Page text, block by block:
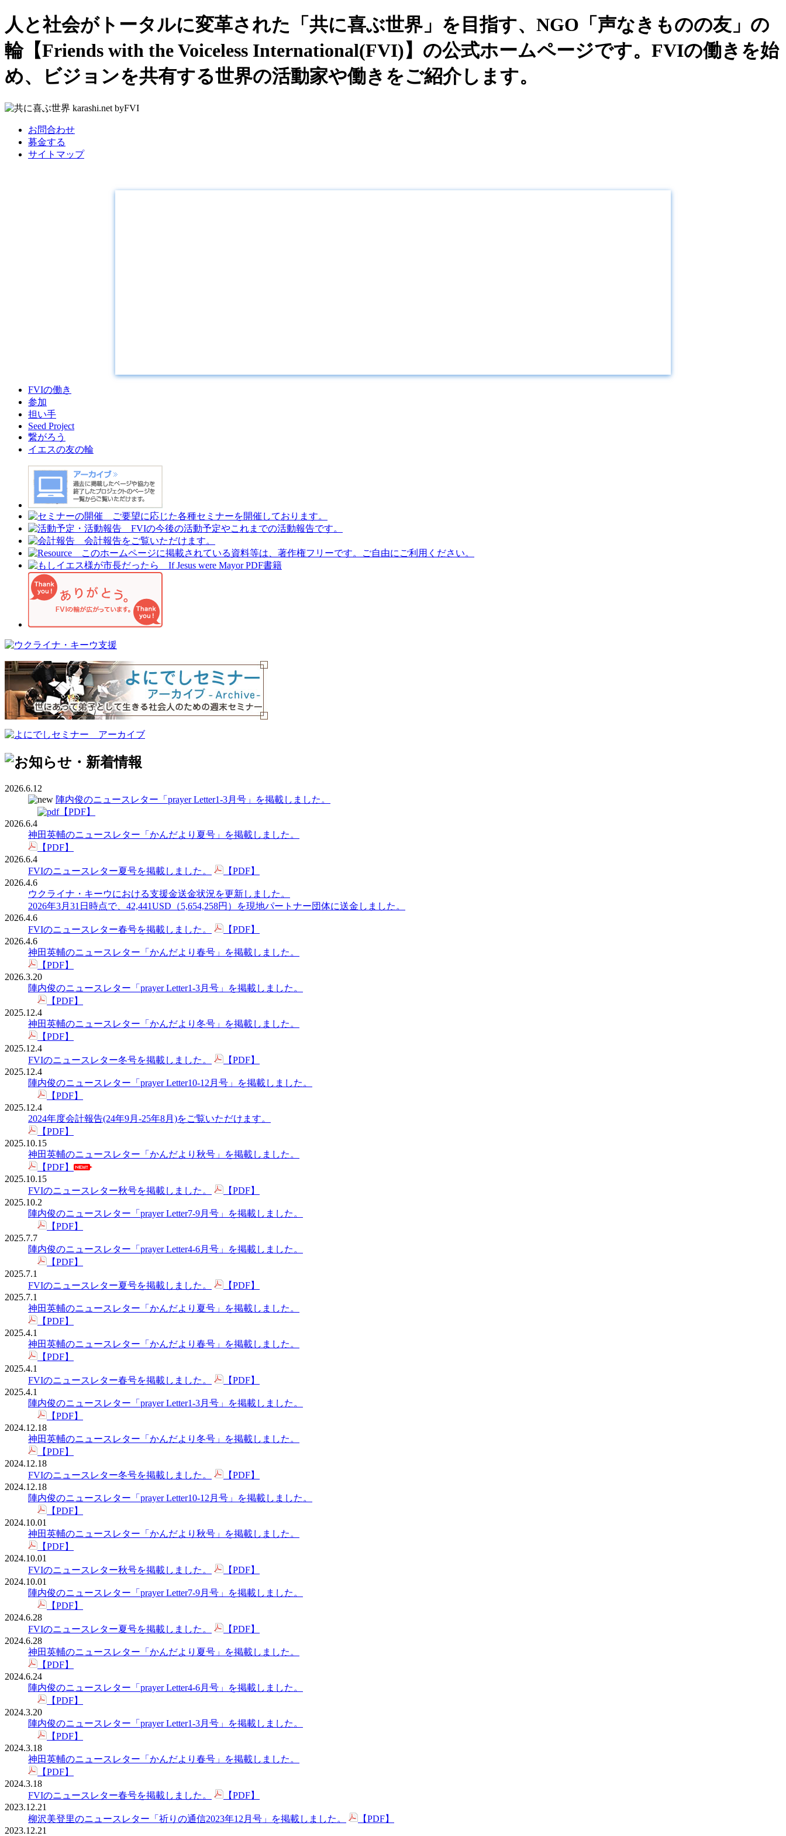
人と社会がトータルに変革された「共に喜ぶ世界」を目指す、NGO「声なきものの友」の
輪【Friends with the Voiceless International(FVI)】の公式ホームページです。FVIの働きを始
め、ビジョンを共有する世界の活動家や働きをご紹介します。
お問合わせ
募金する
サイトマップ
FVIの働き
参加
担い手
Seed Project
繋がろう
イエスの友の輪
2026.6.12
陣内俊のニュースレター「prayer Letter1-3月号」を掲載しました。
【PDF】
2026.6.4
神田英輔のニュースレター「かんだより夏号」を掲載しました。
【PDF】
2026.6.4
FVIのニュースレター夏号を掲載しました。
【PDF】
2026.4.6
ウクライナ・キーウにおける支援金送金状況を更新しました。
2026年3月31日時点で、42,441USD（5,654,258円）を現地パートナー団体に送金しました。
2026.4.6
FVIのニュースレター春号を掲載しました。
【PDF】
2026.4.6
神田英輔のニュースレター「かんだより春号」を掲載しました。
【PDF】
2026.3.20
陣内俊のニュースレター「prayer Letter1-3月号」を掲載しました。
【PDF】
2025.12.4
神田英輔のニュースレター「かんだより冬号」を掲載しました。
【PDF】
2025.12.4
FVIのニュースレター冬号を掲載しました。
【PDF】
2025.12.4
陣内俊のニュースレター「prayer Letter10-12月号」を掲載しました。
【PDF】
2025.12.4
2024年度会計報告(24年9月-25年8月)をご覧いただけます。
【PDF】
2025.10.15
神田英輔のニュースレター「かんだより秋号」を掲載しました。
【PDF】
2025.10.15
FVIのニュースレター秋号を掲載しました。
【PDF】
2025.10.2
陣内俊のニュースレター「prayer Letter7-9月号」を掲載しました。
【PDF】
2025.7.7
陣内俊のニュースレター「prayer Letter4-6月号」を掲載しました。
【PDF】
2025.7.1
FVIのニュースレター夏号を掲載しました。
【PDF】
2025.7.1
神田英輔のニュースレター「かんだより夏号」を掲載しました。
【PDF】
2025.4.1
神田英輔のニュースレター「かんだより春号」を掲載しました。
【PDF】
2025.4.1
FVIのニュースレター春号を掲載しました。
【PDF】
2025.4.1
陣内俊のニュースレター「prayer Letter1-3月号」を掲載しました。
【PDF】
2024.12.18
神田英輔のニュースレター「かんだより冬号」を掲載しました。
【PDF】
2024.12.18
FVIのニュースレター冬号を掲載しました。
【PDF】
2024.12.18
陣内俊のニュースレター「prayer Letter10-12月号」を掲載しました。
【PDF】
2024.10.01
神田英輔のニュースレター「かんだより秋号」を掲載しました。
【PDF】
2024.10.01
FVIのニュースレター秋号を掲載しました。
【PDF】
2024.10.01
陣内俊のニュースレター「prayer Letter7-9月号」を掲載しました。
【PDF】
2024.6.28
FVIのニュースレター夏号を掲載しました。
【PDF】
2024.6.28
神田英輔のニュースレター「かんだより夏号」を掲載しました。
【PDF】
2024.6.24
陣内俊のニュースレター「prayer Letter4-6月号」を掲載しました。
【PDF】
2024.3.20
陣内俊のニュースレター「prayer Letter1-3月号」を掲載しました。
【PDF】
2024.3.18
神田英輔のニュースレター「かんだより春号」を掲載しました。
【PDF】
2024.3.18
FVIのニュースレター春号を掲載しました。
【PDF】
2023.12.21
柳沢美登里のニュースレター「祈りの通信2023年12月号」を掲載しました。
【PDF】
2023.12.21